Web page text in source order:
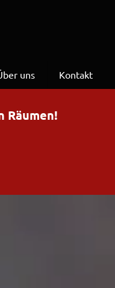
uns Kontakt
Räumen!